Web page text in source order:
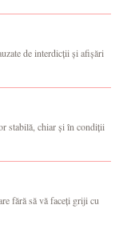
de interdicții și afișări
stabilă, chiar și în condiții
fără să vă faceți griji cu